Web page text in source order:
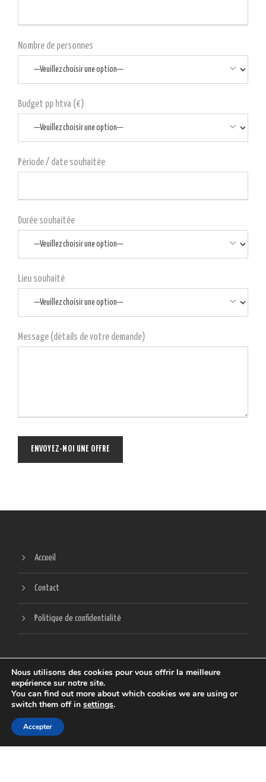
Nombre de personnes
Budget pp htva (€)
Période / date souhaitée
Durée souhaitée
Lieu souhaité
Message (détails de votre demande)
Accueil
Contact
Politique de confidentialité
Nous utilisons des cookies pour vous offrir la meilleure
expérience sur notre site.
You can find out more about which cookies we are using or
switch them off in settings.
Accepter